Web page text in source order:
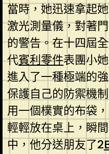
當時，她迅速拿起
激光測量儀，對著
的警告。在十四屆
代賓利零件表團小
進入了一種極端的
保護自己的防禦機
用一個樸實的布袋
輕輕放在桌上，瞬
中，他分送朋友了2